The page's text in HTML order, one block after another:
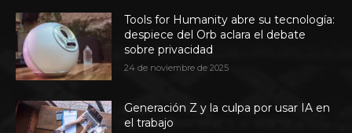
Tools for Humanity abre su tecnología:
despiece del Orb aclara el debate
sobre privacidad
24 de noviembre de 2025
Generación Z y la culpa por usar IA en
el trabajo